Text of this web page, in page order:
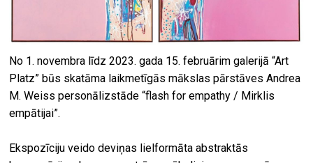
No 1. novembra līdz 2023. gada 15. februārim galerijā “Art
Platz” būs skatāma laikmetīgās mākslas pārstāves Andrea
M. Weiss personālizstāde “flash for empathy / Mirklis
empātijai”.
Ekspozīciju veido deviņas lielformāta abstraktās